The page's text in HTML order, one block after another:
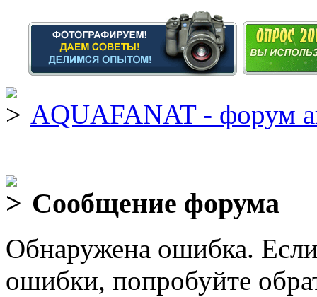
AQUAFANAT - форум
Сообщение форума
Обнаружена ошибка.
ошибки, попробуйте